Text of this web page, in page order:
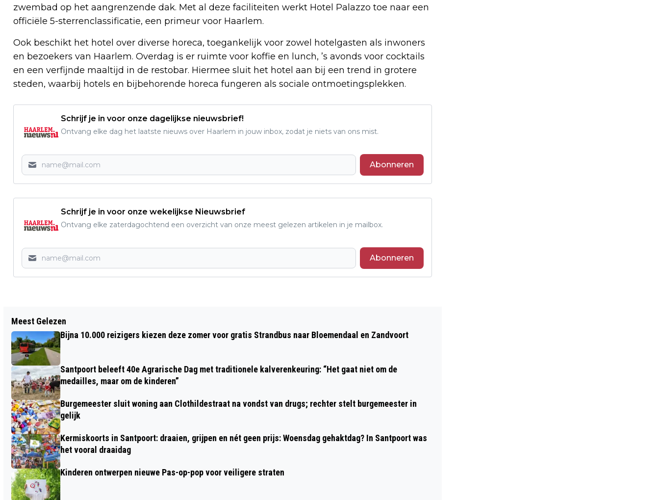
zwembad op het aangrenzende dak. Met al deze faciliteiten werkt Hotel Palazzo toe naar een
officiële 5-sterrenclassificatie, een primeur voor Haarlem.
Ook beschikt het hotel over diverse horeca, toegankelijk voor zowel hotelgasten als inwoners
en bezoekers van Haarlem. Overdag is er ruimte voor koffie en lunch, ’s avonds voor cocktails
en een verfijnde maaltijd in de restobar. Hiermee sluit het hotel aan bij een trend in grotere
steden, waarbij hotels en bijbehorende horeca fungeren als sociale ontmoetingsplekken.
Schrijf je in voor onze dagelijkse nieuwsbrief!
Ontvang elke dag het laatste nieuws over Haarlem in jouw inbox, zodat je niets van ons mist.
Abonneren
Schrijf je in voor onze wekelijkse Nieuwsbrief
Ontvang elke zaterdagochtend een overzicht van onze meest gelezen artikelen in je mailbox.
Abonneren
FLAT DOELWIT VAN NACHTELIJKE
SCHIETPARTIJ IN HAARLEM
ZANDVOORT VOLGEND JAAR EEN WEEK
Meest Gelezen
Bijna 10.000 reizigers kiezen deze zomer voor gratis Strandbus naar Bloemendaal en Zandvoort
Santpoort beleeft 40e Agrarische Dag met traditionele kalverenkeuring: “Het gaat niet om de
medailles, maar om de kinderen”
Burgemeester sluit woning aan Clothildestraat na vondst van drugs; rechter stelt burgemeester in
gelijk
Kermiskoorts in Santpoort: draaien, grijpen en nét geen prijs: Woensdag gehaktdag? In Santpoort was
het vooral draaidag
Kinderen ontwerpen nieuwe Pas-op-pop voor veiligere straten